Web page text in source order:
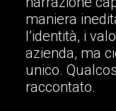
maniera
l’identità, i
azienda, ma
unico.
raccontato.